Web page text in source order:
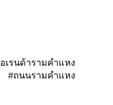
ารามคำแหง
#ถนนรามคำแหง